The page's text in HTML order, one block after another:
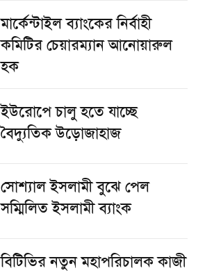
মার্কেন্টাইল ব্যাংকের নির্বাহী
কমিটির চেয়ারম্যান আনোয়ারুল
হক
ইউরোপে চালু হতে যাচ্ছে
বৈদ্যুতিক উড়োজাহাজ
সোশ্যাল ইসলামী বুঝে পেল
সম্মিলিত ইসলামী ব্যাংক
বিটিভির নতুন মহাপরিচালক কাজী